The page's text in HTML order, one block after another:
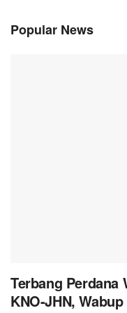
Popular News
Terbang Perdana
KNO-JHN,